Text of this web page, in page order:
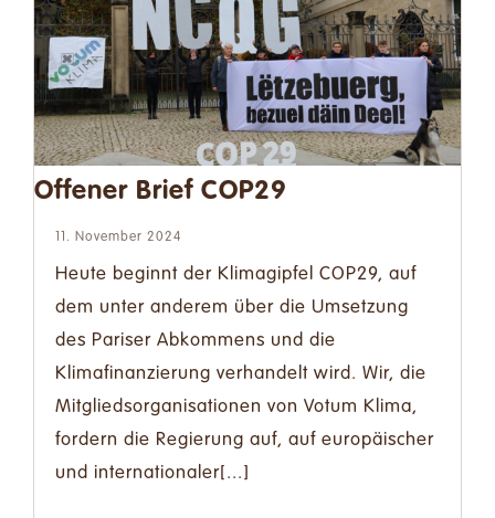
Offener Brief COP29
11. November 2024
Heute beginnt der Klimagipfel COP29, auf
dem unter anderem über die Umsetzung
des Pariser Abkommens und die
Klimafinanzierung verhandelt wird. Wir, die
Mitgliedsorganisationen von Votum Klima,
fordern die Regierung auf, auf europäischer
und internationaler[...]